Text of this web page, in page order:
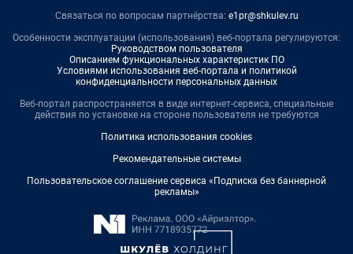
Связаться по вопросам партнёрства: e1pr@shkulev.ru
Особенности эксплуатации (использования) веб-портала регулируются:
Руководством пользователя
Описанием функциональных характеристик ПО
Условиями использования веб-портала и политикой
конфиденциальности персональных данных
Веб-портал распространяется в виде интернет-сервиса, специальные
действия по установке на стороне пользователя не требуются
Политика использования cookies
Рекомендательные системы
Пользовательское соглашение сервиса «Подписка без баннерной
рекламы»